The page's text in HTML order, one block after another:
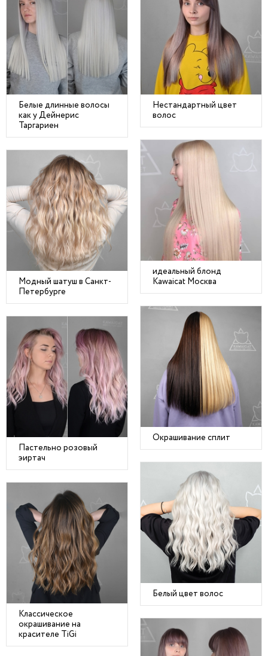
Белые длинные волосы
как у Дейнерис
Таргариен
Нестандартный цвет
волос
идеальный блонд
Kawaicat Москва
Модный шатуш в Санкт-
Петербурге
Окрашивание сплит
Пастельно розовый
эиртач
Белый цвет волос
Классическое
окрашивание на
красителе TiGi